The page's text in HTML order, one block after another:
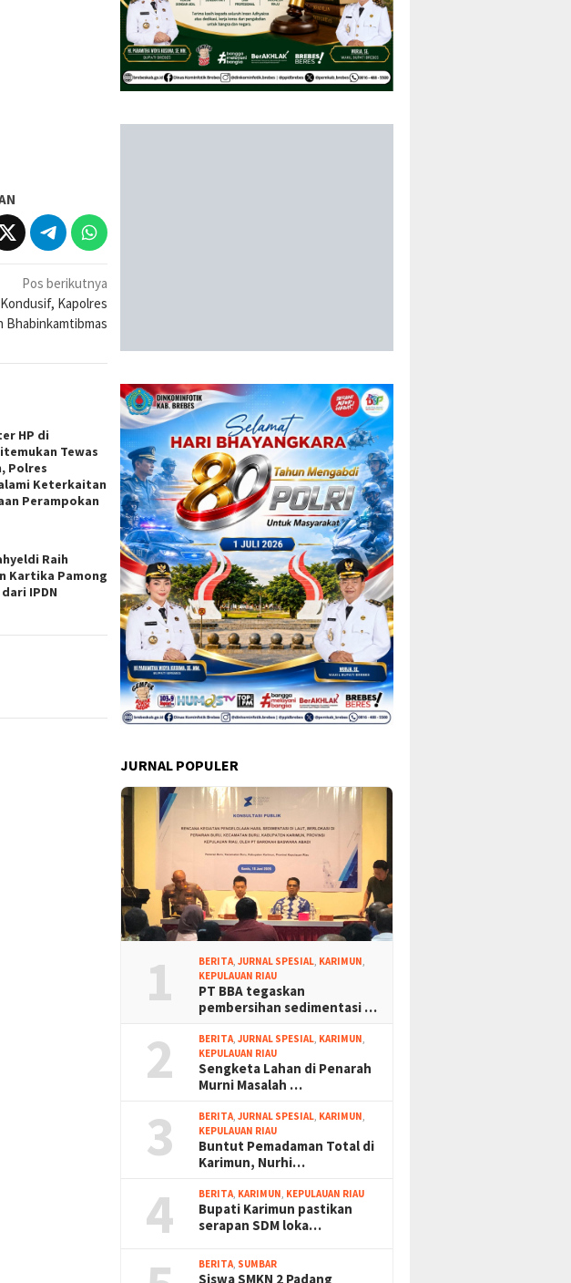
Pos berikutnya
Kapolres
Bhabinkamtibmas
HP di
Tewas
Polres
Keterkaitan
Perampokan
Raih
Kartika Pamong
IPDN
JURNAL POPULER
1 BERITA,JURNAL SPESIAL, KARIMUN,
KEPULAUAN RIAU
PT BBA tegaskan
pembersihan sedimentasi …
2 BERITA,JURNAL SPESIAL, KARIMUN,
KEPULAUAN RIAU
Sengketa Lahan di Penarah
Murni Masalah …
3 BERITA,JURNAL SPESIAL, KARIMUN,
KEPULAUAN RIAU
Buntut Pemadaman Total di
Karimun, Nurhi…
4 BERITA, KARIMUN, KEPULAUAN RIAU
Bupati Karimun pastikan
serapan SDM loka…
BERITA, SUMBAR
Siswa SMKN 2 Padang